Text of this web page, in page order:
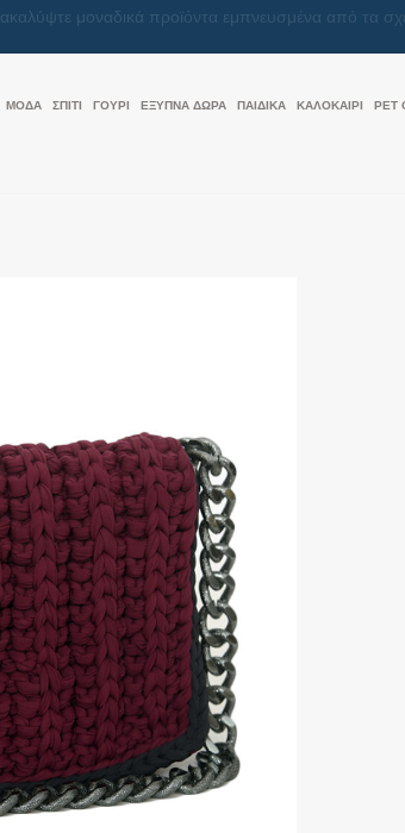
Μαζί, κάνουμε κάθε δώρο μια
ΜΟΔΑ ΣΠΙΤΙ ΓΟΥΡΙ ΕΞΥΠΝΑ ΔΩΡΑ ΠΑΙΔΙΚΑ ΚΑΛΟΚΑΊΡΙ PET